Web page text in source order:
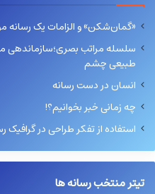
«گمان‌شکن» و الزامات یک رسانه
سلسله مراتب بصری؛سازماندهی
طبیعی چشم
انسان در دست رسانه
چه زمانی خبر بخوانیم؟!
استفاده از تفکر طراحی در گرافیک
تیتر منتخب رسانه ها